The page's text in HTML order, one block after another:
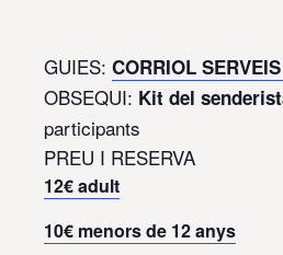
GUIES: CORRIOL
OBSEQUI: Kit del
participants
PREU I RESERVA
12€ adult
10€ menors de 12 anys